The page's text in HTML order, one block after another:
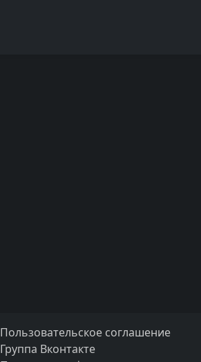
Пользовательское соглашение
Группа Вконтакте